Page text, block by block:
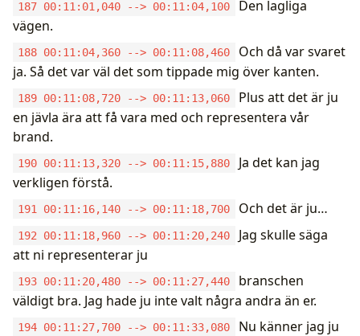
187 00:11:01,040 --> 00:11:04,100
Den lagliga
vägen.
188 00:11:04,360 --> 00:11:08,460
Och då var svaret
ja. Så det var väl det som tippade mig över kanten.
189 00:11:08,720 --> 00:11:13,060
Plus att det är ju
en jävla ära att få vara med och representera vår
brand.
190 00:11:13,320 --> 00:11:15,880
Ja det kan jag
verkligen förstå.
191 00:11:16,140 --> 00:11:18,700 Och det är ju…
192 00:11:18,960 --> 00:11:20,240
Jag skulle säga
att ni representerar ju
193 00:11:20,480 --> 00:11:27,440
branschen
väldigt bra. Jag hade ju inte valt några andra än er.
194 00:11:27,700 --> 00:11:33,080
Nu känner jag ju